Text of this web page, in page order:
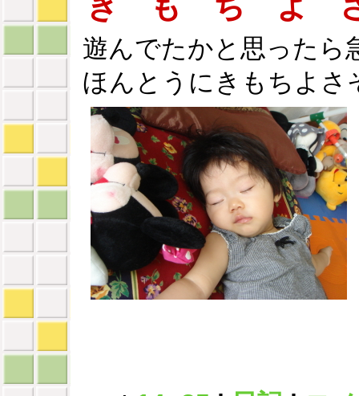
遊んでたかと思ったら
ほんとうにきもちよさ